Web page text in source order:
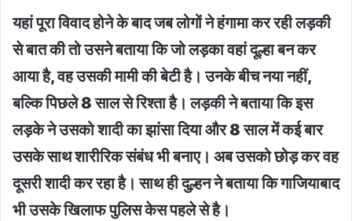
यहां पूरा विवाद होने के बाद जब लोगों ने हंगामा कर रही लड़की
से बात की तो उसने बताया कि जो लड़का वहां दूल्हा बन कर
आया है, वह उसकी मामी की बेटी है। उनके बीच नया नहीं,
बल्कि पिछले 8 साल से रिश्ता है। लड़की ने बताया कि इस
लड़के ने उसको शादी का झांसा दिया और 8 साल में कई बार
उसके साथ शारीरिक संबंध भी बनाए। अब उसको छोड़ कर वह
दूसरी शादी कर रहा है। साथ ही दुल्हन ने बताया कि गाजियाबाद
भी उसके खिलाफ पुलिस केस पहले से है।